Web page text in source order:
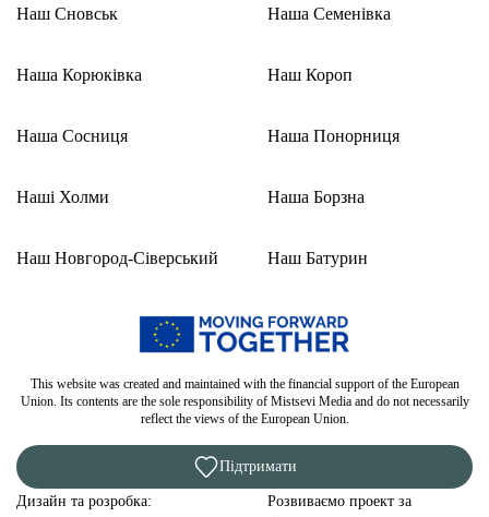
Наш Сновськ
Наша Корюківка
Наша Сосниця
Наші Холми
Наш Новгород-Сіверський
Наша Семенівка
Наш Короп
Наша Понорниця
Наша Борзна
Наш Батурин
This website was created and maintained with the financial support of the European
Union. Its contents are the sole responsibility of Mistsevi Media and do not necessarily
reflect the views of the European Union.
Підтримати
Дизайн та розробка:
Розвиваємо проект за